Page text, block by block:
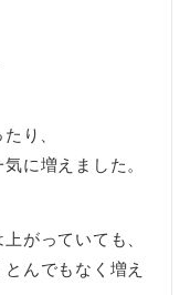
り、
に増えました。
がっていても、
んでもなく増え